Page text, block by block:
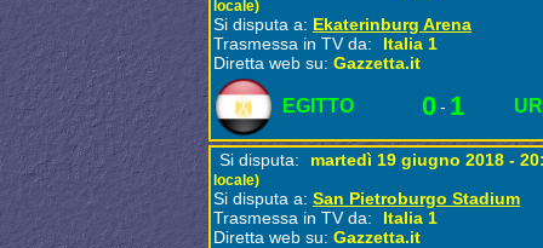
locale)
Si disputa a: Ekaterinburg Arena
Trasmessa in TV da:
Italia 1
Diretta web su: Gazzetta.it
EGITTO 0- 1
Si disputa: martedì 19 giugno 2018 -
locale)
Si disputa a: San Pietroburgo Stadium
Trasmessa in TV da:
Italia 1
Diretta web su: Gazzetta.it